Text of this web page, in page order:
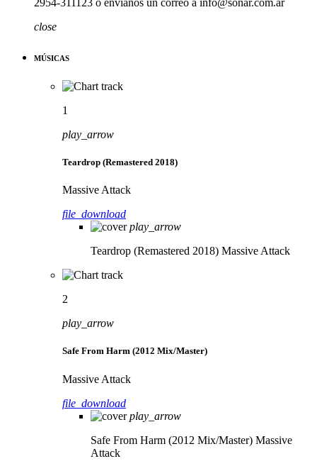
2954-311123 o envíanos un correo a info@sonar.com.ar
close
MÚSICAS
1
play_arrow
Teardrop (Remastered 2018)
Massive Attack
file_download
play_arrow
Teardrop (Remastered 2018) Massive Attack
2
play_arrow
Safe From Harm (2012 Mix/Master)
Massive Attack
file_download
play_arrow
Safe From Harm (2012 Mix/Master) Massive
Attack